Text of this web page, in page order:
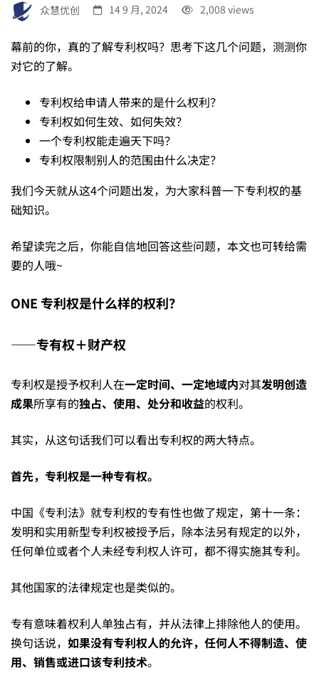
础
的
x
个
问
题，
看
看
能
答
对
多
少？
——
众慧优创 14 9 月, 2024 2,008 views
幕前的你，真的了解专利权吗？思考下这几个问题，测测你
对它的了解。
专利权给申请人带来的是什么权利？
专利权如何生效、如何失效？
一个专利权能走遍天下吗？
专利权限制别人的范围由什么决定？
我们今天就从这4个问题出发，为大家科普一下专利权的基
础知识。
希望读完之后，你能自信地回答这些问题，本文也可转给需
要的人哦~
ONE专利权是什么样的权利？
——专有权＋财产权
专利权是授予权利人在一定时间、一定地域内对其发明创造
成果所享有的独占、使用、处分和收益的权利。
其实，从这句话我们可以看出专利权的两大特点。
首先，专利权是一种专有权。
中国《专利法》就专利权的专有性也做了规定，第十一条：
发明和实用新型专利权被授予后，除本法另有规定的以外，
任何单位或者个人未经专利权人许可，都不得实施其专利。
其他国家的法律规定也是类似的。
专有意味着权利人单独占有，并从法律上排除他人的使用。
换句话说， 如果没有专利权人的允许，任何人不得制造、使
用、销售或进口该专利技术。